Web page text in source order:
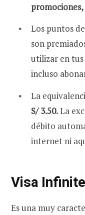
promociones,
Los puntos
son
utilizar en
incluso
La
S/ 3.50.La
débito
internet ni
Visa Infinite
Es una muy